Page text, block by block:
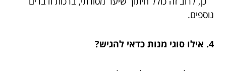
נוספים.
4. אילו סוגי מנות כדאי להגיש?